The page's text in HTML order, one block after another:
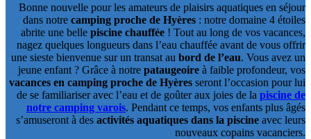
Bonne nouvelle pour les amateurs de plaisirs aquatiques en séjour
dans notre camping proche de Hyères : notre domaine 4 étoiles
abrite une belle piscine chauffée ! Tout au long de vos vacances,
nagez quelques longueurs dans l’eau chauffée avant de vous offrir
une sieste bienvenue sur un transat au bord de l’eau. Vous avez un
jeune enfant ? Grâce à notre pataugeoire à faible profondeur, vos
vacances en camping proche de Hyères seront l’occasion pour lui
de se familiariser avec l’eau et de goûter aux joies de la piscine de
notre camping varois. Pendant ce temps, vos enfants plus âgés
s’amuseront à des activités aquatiques dans la piscine avec leurs
nouveaux copains vacanciers.